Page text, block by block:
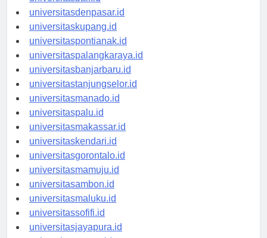
universitasbali.id
universitasdenpasar.id
universitaskupang.id
universitaspontianak.id
universitaspalangkaraya.id
universitasbanjarbaru.id
universitastanjungselor.id
universitasmanado.id
universitaspalu.id
universitasmakassar.id
universitaskendari.id
universitasgorontalo.id
universitasmamuju.id
universitasambon.id
universitasmaluku.id
universitassofifi.id